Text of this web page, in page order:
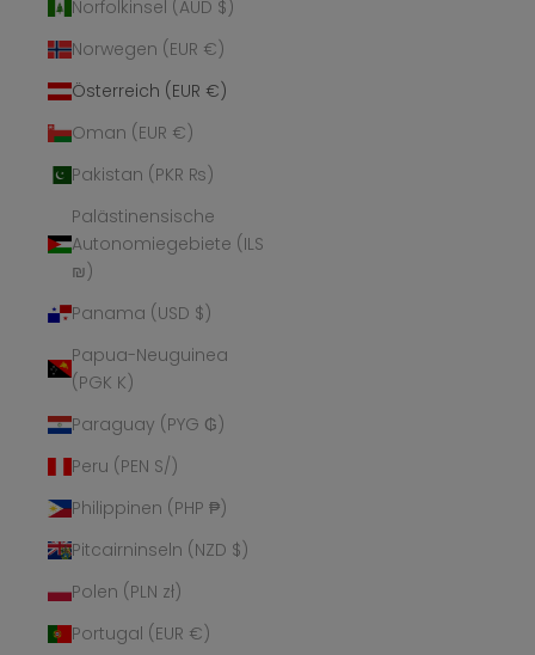
Norfolkinsel (AUD $)
Norwegen (EUR €)
Österreich (EUR €)
Oman (EUR €)
Pakistan (PKR ₨)
Palästinensische
Autonomiegebiete (ILS
₪)
Panama (USD $)
Papua-Neuguinea
(PGK K)
Paraguay (PYG ₲)
Peru (PEN S/)
Philippinen (PHP ₱)
Pitcairninseln (NZD $)
Polen (PLN zł)
Portugal (EUR €)